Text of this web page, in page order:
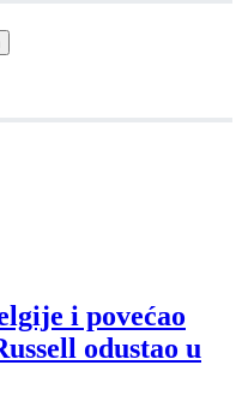
i povećao
odustao u